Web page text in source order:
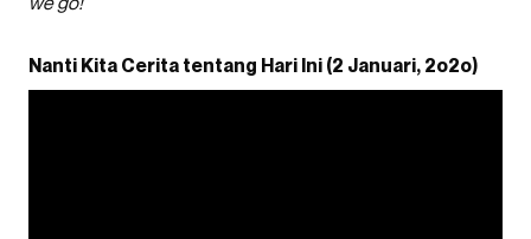
Nanti Kita Cerita tentang Hari Ini (2 Januari, 2o2o)